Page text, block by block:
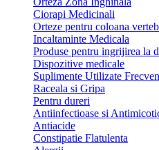
Ciorapi Medicinali
Orteze pentru coloana
Incaltaminte Medicala
Produse pentru ingrijirea la
Dispozitive medicale
Suplimente Utilizate
Raceala si Gripa
Pentru dureri
Antiinfectioase si
Antiacide
Constipatie Flatulenta